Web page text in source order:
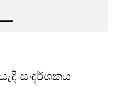
සංදර්ශකය